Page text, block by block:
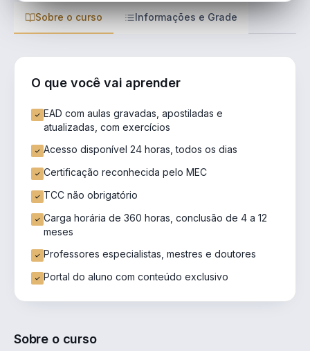
Sobre o curso Informações e Grade
O que você vai aprender
EAD com aulas gravadas, apostiladas e
atualizadas, com exercícios
Acesso disponível 24 horas, todos os dias
Certificação reconhecida pelo MEC
TCC não obrigatório
Carga horária de 360 horas, conclusão de 4 a 12
meses
Professores especialistas, mestres e doutores
Portal do aluno com conteúdo exclusivo
Sobre o curso